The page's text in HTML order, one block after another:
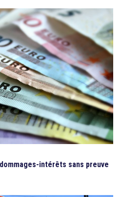
intérêts sans preuve